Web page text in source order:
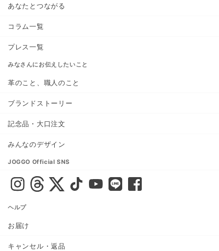
あなたとつながる
コラム一覧
プレス一覧
みなさんにお伝えしたいこと
革のこと、職人のこと
ブランドストーリー
記念品・大口注文
みんなのデザイン
JOGGO Official SNS
ヘルプ
お届け
キャンセル・返品